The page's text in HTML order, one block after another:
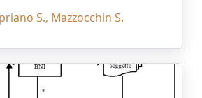
S., Mazzocchin S.